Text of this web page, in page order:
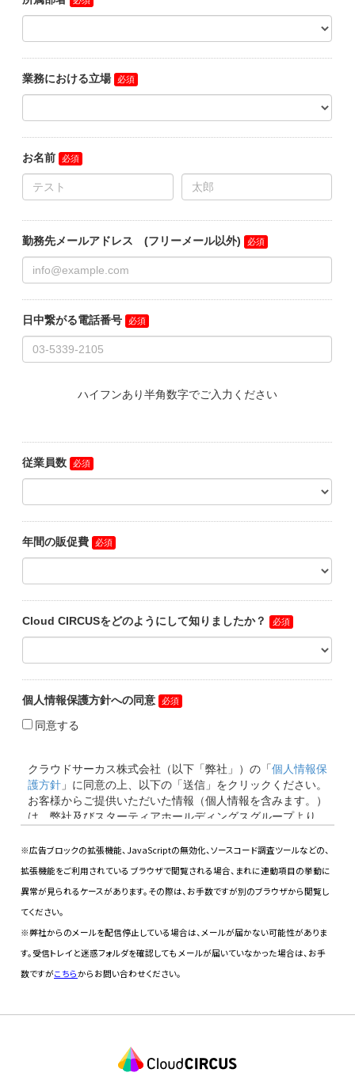
※広告ブロックの拡張機能、JavaScriptの無効化、ソースコード調査ツールなどの、
拡張機能をご利用されている ブラウザで閲覧される場合、まれに連動項目の挙動に
異常が見られるケースがあります。その際は、お手数ですが別のブラウザから閲覧し
てください。
※弊社からのメールを配信停止している場合は、メールが届かない可能性がありま
す。受信トレイと迷惑フォルダを確認しても メールが届いていなかった場合は、お手
数ですがこちらからお問い合わせください。